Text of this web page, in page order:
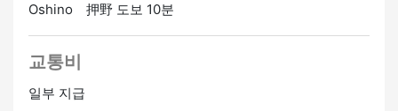
Oshino 押野 도보 10분
교통비
일부 지급